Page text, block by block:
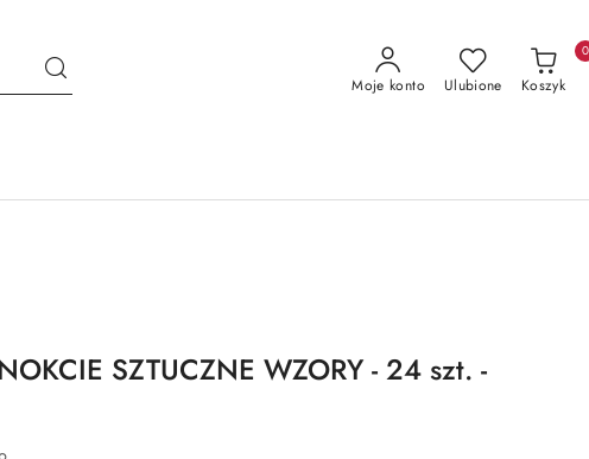
Moje konto Ulubione Koszyk
0
SZTUCZNE WZORY - 24 szt. -